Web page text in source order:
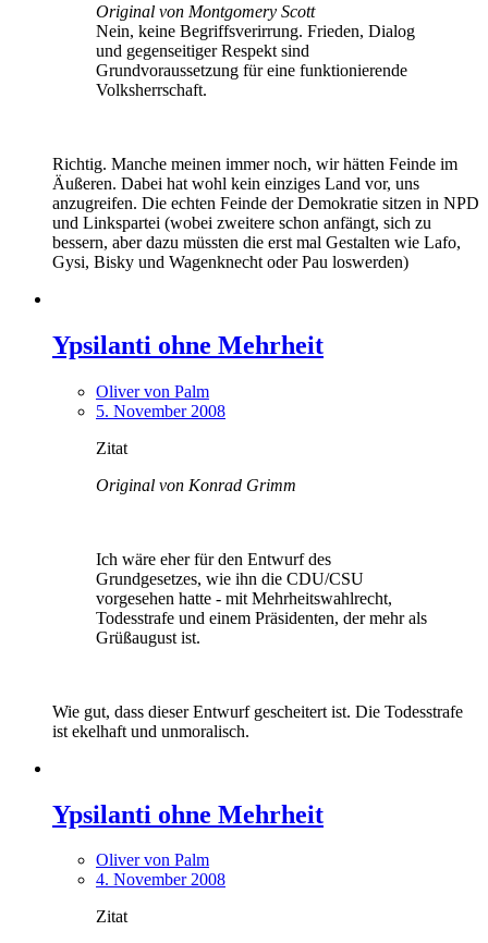
Original von Montgomery Scott
Nein, keine Begriffsverirrung. Frieden, Dialog
und gegenseitiger Respekt sind
Grundvoraussetzung für eine funktionierende
Volksherrschaft.
Richtig. Manche meinen immer noch, wir hätten Feinde im
Äußeren. Dabei hat wohl kein einziges Land vor, uns
anzugreifen. Die echten Feinde der Demokratie sitzen in NPD
und Linkspartei (wobei zweitere schon anfängt, sich zu
bessern, aber dazu müssten die erst mal Gestalten wie Lafo,
Gysi, Bisky und Wagenknecht oder Pau loswerden)
Ypsilanti ohne Mehrheit
Oliver von Palm
5. November 2008
Zitat
Original von Konrad Grimm
Ich wäre eher für den Entwurf des
Grundgesetzes, wie ihn die CDU/CSU
vorgesehen hatte - mit Mehrheitswahlrecht,
Todesstrafe und einem Präsidenten, der mehr als
Grüßaugust ist.
Wie gut, dass dieser Entwurf gescheitert ist. Die Todesstrafe
ist ekelhaft und unmoralisch.
Ypsilanti ohne Mehrheit
Oliver von Palm
4. November 2008
Zitat